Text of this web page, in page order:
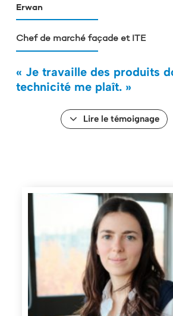
Erwan
Chef de marché façade et ITE
« Je travaille des produits
technicité me plaît. »
Lire le témoignage